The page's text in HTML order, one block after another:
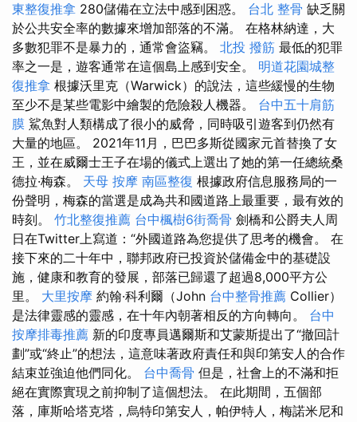
東整復推拿 280儲備在立法中感到困惑。 台北 整骨 缺乏關
於公共安全率的數據來增加部落的不滿。 在格林納達，大
多數犯罪不是暴力的，通常會盜竊。 北投 撥筋 最低的犯罪
率之一是，遊客通常在這個島上感到安全。 明道花園城整
復推拿 根據沃里克（Warwick）的說法，這些緩慢的生物
至少不是某些電影中繪製的危險殺人機器。 台中五十肩筋
膜 鯊魚對人類構成了很小的威脅，同時吸引遊客到仍然有
大量的地區。 2021年11月，巴巴多斯從國家元首替換了女
王，並在威爾士王子在場的儀式上選出了她的第一任總統桑
德拉·梅森。 天母 按摩 南區整復 根據政府信息服務局的一
份聲明，梅森的當選是成為共和國道路上最重要，最有效的
時刻。 竹北整復推薦 台中楓樹6街喬骨 劍橋和公爵夫人周
日在Twitter上寫道：“外國道路為您提供了思考的機會。 在
接下來的二十年中，聯邦政府已投資於儲備金中的基礎設
施，健康和教育的發展，部落已歸還了超過8,000平方公
里。 大里按摩 約翰·科利爾（John 台中整骨推薦 Collier）
是法律靈感的靈感，在十年內朝著相反的方向轉向。 台中
按摩排毒推薦 新的印度專員邁爾斯和艾蒙斯提出了“撤回計
劃”或“終止”的想法，這意味著政府責任和與印第安人的合作
結束並強迫他們同化。 台中喬骨 但是，社會上的不滿和拒
絕在實際實現之前抑制了這個想法。 在此期間，五個部
落，庫斯哈塔克塔，烏特印第安人，帕伊特人，梅諾米尼和